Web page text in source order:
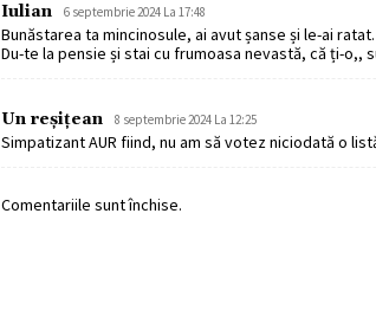
Iulian 6 septembrie 2024 La 17:48
Bunăstarea ta mincinosule, ai avut șanse și le-ai ratat.
Du-te la pensie și stai cu frumoasa nevastă, că ți-o,,
Un reșițean 8 septembrie 2024 La 12:25
Simpatizant AUR fiind, nu am să votez niciodată o
Comentariile sunt închise.